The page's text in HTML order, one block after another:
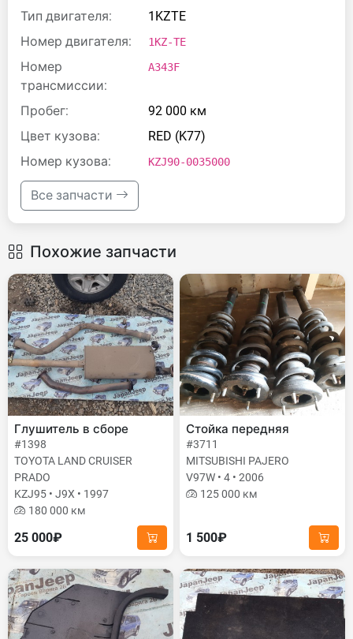
Тип двигателя:
1KZTE
Номер двигателя:
1KZ-TE
Номер
трансмиссии:
A343F
Пробег:
92 000 км
Цвет кузова:
RED (K77)
Номер кузова:
KZJ90-0035000
Все запчасти
Похожие запчасти
Глушитель в сборе
#1398
TOYOTA LAND CRUISER
PRADO
KZJ95 • J9X • 1997
180 000 км
25 000₽
Стойка передняя
#3711
MITSUBISHI PAJERO
V97W • 4 • 2006
125 000 км
1 500₽